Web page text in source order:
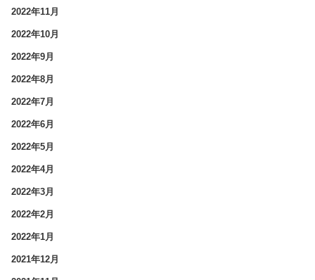
2022年11月
2022年10月
2022年9月
2022年8月
2022年7月
2022年6月
2022年5月
2022年4月
2022年3月
2022年2月
2022年1月
2021年12月